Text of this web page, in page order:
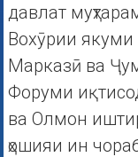
давлат
Вохӯрии якуми
Марказӣ ва
Форуми
ва Олмон
ҳошияи ин